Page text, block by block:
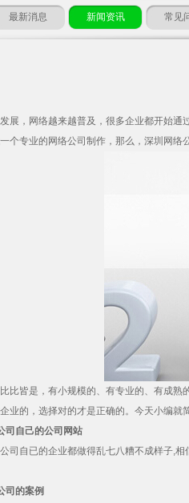
最新消息 新闻资讯 常见
展，网络越来越普及，很多企业都开始
个专业的网络公司制作，那么， 深圳网络
比比皆是，有小规模的、有专业的、有成
业的，选择对的才是正确的。今天小编就
司自己的公司网站
司自已的企业都做得乱七八糟不成样子,
司的案例